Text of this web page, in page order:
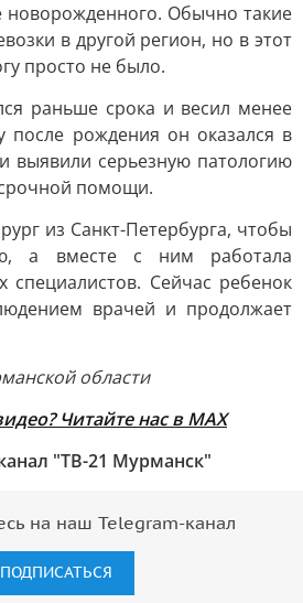
новорожденного. Обычно такие
в другой регион, но в этот
просто не было.
раньше срока и весил менее
после рождения он оказался в
выявили серьезную патологию
помощи.
из Санкт-Петербурга, чтобы
а вместе с ним работала
специалистов. Сейчас ребенок
врачей и продолжает
области
Читайте нас в MAX
"ТВ-21 Мурманск"
на наш Telegram-канал
ПОДПИСАТЬСЯ